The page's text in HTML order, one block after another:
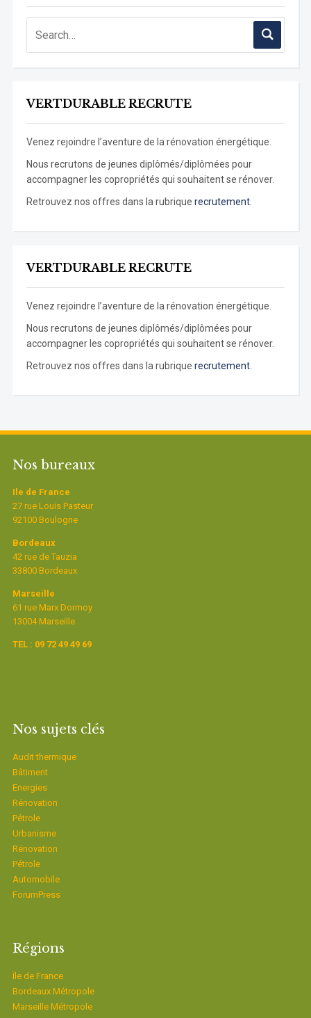
VERTDURABLE RECRUTE
Venez rejoindre l’aventure de la rénovation énergétique.
Nous recrutons de jeunes diplômés/diplômées pour
accompagner les copropriétés qui souhaitent se rénover.
Retrouvez nos offres dans la rubrique recrutement.
VERTDURABLE RECRUTE
Venez rejoindre l’aventure de la rénovation énergétique.
Nous recrutons de jeunes diplômés/diplômées pour
accompagner les copropriétés qui souhaitent se rénover.
Retrouvez nos offres dans la rubrique recrutement.
Nos bureaux
Ile de France
27 rue Louis Pasteur
92100 Boulogne
Bordeaux
42 rue de Tauzia
33800 Bordeaux
Marseille
61 rue Marx Dormoy
13004 Marseille
TEL : 09 72 49 49 69
Nos sujets clés
Audit thermique
Bâtiment
Energies
Rénovation
Pétrole
Urbanisme
Rénovation
Pétrole
Automobile
ForumPress
Régions
Ïle de France
Bordeaux Métropole
Marseille Métropole